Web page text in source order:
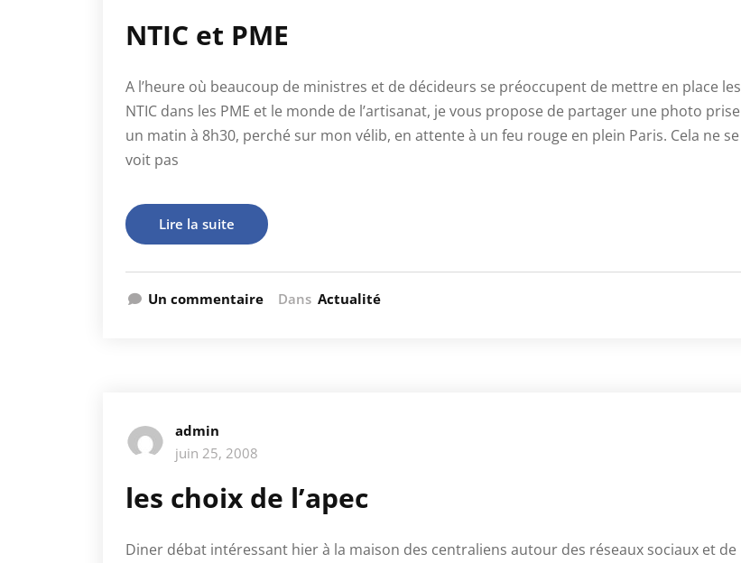
NTIC et PME
A l’heure où beaucoup de ministres et de décideurs se préoccupent de mettre en place les
NTIC dans les PME et le monde de l’artisanat, je vous propose de partager une photo prise
un matin à 8h30, perché sur mon vélib, en attente à un feu rouge en plein Paris. Cela ne se
voit pas
Lire la suite
Un commentaire Dans Actualité
admin
juin 25, 2008
les choix de l’apec
Diner débat intéressant hier à la maison des centraliens autour des réseaux sociaux et de